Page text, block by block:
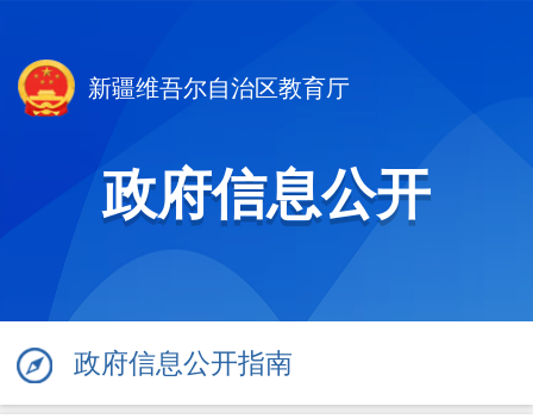
新疆维吾尔自治区教育厅
政府信息公开
政府信息公开指南